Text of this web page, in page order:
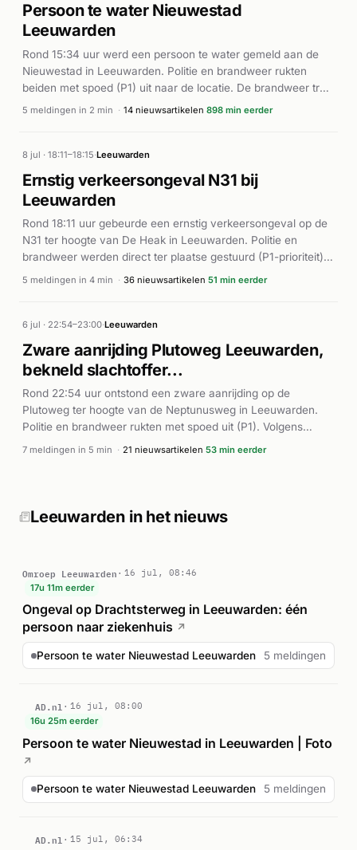
Persoon te water Nieuwestad
Leeuwarden
Rond 15:34 uur werd een persoon te water gemeld aan de
Nieuwestad in Leeuwarden. Politie en brandweer rukten
beiden met spoed (P1) uit naar de locatie. De brandweer trok
het alarm naar aanleiding van de melding kort daarop in.
ziekenhuis werd vervoerd. De hulpdiensten hadden de
situatie snel onder controle.
5 meldingen in 2 min · 14 nieuwsartikelen 898 min eerder
8 jul · 18:11–18:15·Leeuwarden
Ernstig verkeersongeval N31 bij
Leeuwarden
Rond 18:11 uur gebeurde een ernstig verkeersongeval op de
N31 ter hoogte van De Heak in Leeuwarden. Politie en
brandweer werden direct ter plaatse gestuurd (P1-prioriteit),
gevolgd door inzet van de Lifeliner. Volgens NoorderNieuws
gewond en moesten worden behandeld. De N31 in de
richting van Marsum werd afgesloten voor het onderzoek en
de bergingswerkzaamheden. De hulpdiensten hadden het
incident onder controle rond 18:15 uur.
5 meldingen in 4 min · 36 nieuwsartikelen 51 min eerder
6 jul · 22:54–23:00·Leeuwarden
Zware aanrijding Plutoweg Leeuwarden,
bekneld slachtoffer...
Rond 22:54 uur ontstond een zware aanrijding op de
Plutoweg ter hoogte van de Neptunusweg in Leeuwarden.
Politie en brandweer rukten met spoed uit (P1). Volgens
Hardnieuws bevrijdde de brandweer een bekneld slachtoffer
de omgeving van de Judokade. De exacte afloop en aantal
gewonden zijn uit de beschikbare bronnen niet volledig
7 meldingen in 5 min · 21 nieuwsartikelen 53 min eerder
Leeuwarden in het nieuws
Omroep Leeuwarden
16 jul, 08:46
17u 11m eerder
Ongeval op Drachtsterweg in Leeuwarden: één
persoon naar ziekenhuis ↗
Persoon te water Nieuwestad Leeuwarden 5 meldingen
AD.nl
16 jul, 08:00
16u 25m eerder
Persoon te water Nieuwestad in Leeuwarden | Foto
↗
Persoon te water Nieuwestad Leeuwarden 5 meldingen
AD.nl 15 jul, 06:34